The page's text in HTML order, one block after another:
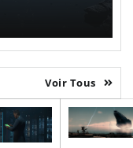
Voir Tous